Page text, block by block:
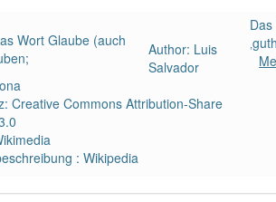
Author: Luis
Salvador
Creative Commons Attribution-Share
: Wikipedia
Das